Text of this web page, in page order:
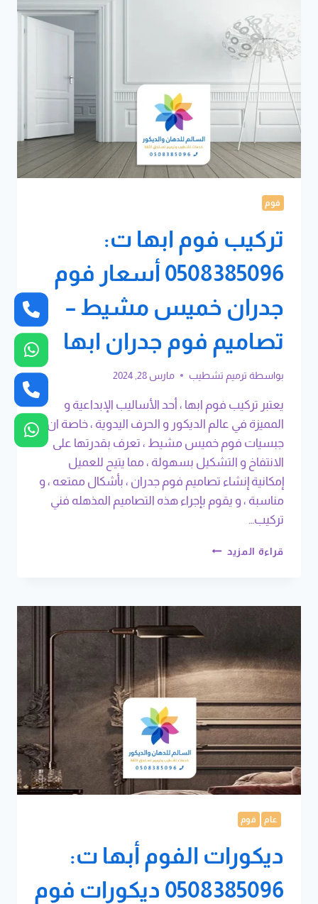
فوم
خميس
فوم
حائط
ابها
فوم
تركيب فوم ابها ت:
0508385096 أسعار فوم
جدران خميس مشيط –
تصاميم فوم جدران ابها
بواسطة ترميم تشطيب مارس 28, 2024
يعتبر تركيب فوم ابها ، أحد الأساليب الإبداعية و
المميزة في عالم الديكور و الحرف اليدوية ، خاصة ان
جبسيات فوم خميس مشيط ، تعرف بقدرتها على
الانتفاخ و التشكيل بسهولة ، مما يتيح للعميل
إمكانية إنشاء تصاميم فوم جدران ، بأشكال ممتعه ، و
مناسبة ، و يقوم بإجراء هذه التصاميم المذهله فني
تركيب…
قراءة المزيد تركيب
0508385096
جدران
خميس
مشيط
–
تصاميم
فوم
جدران
ابها
عام فوم
ديكورات الفوم أبها ت:
0508385096 ديكورات فوم